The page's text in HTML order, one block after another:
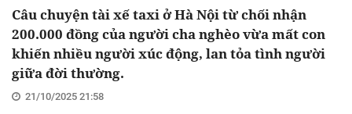
Câu chuyện tài xế taxi ở Hà Nội từ chối nhận
200.000 đồng của người cha nghèo vừa mất con
khiến nhiều người xúc động, lan tỏa tình người
giữa đời thường.
21/10/2025 21:58